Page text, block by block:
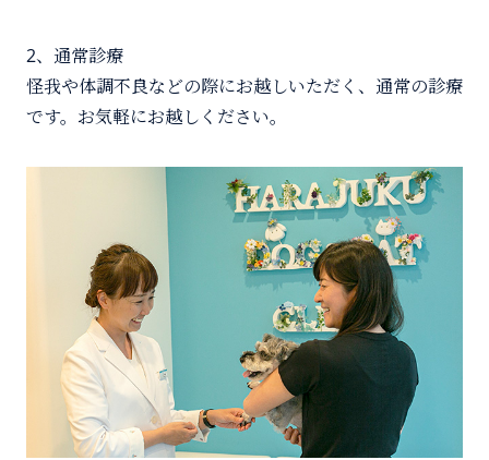
2、通常診療
怪我や体調不良などの際にお越しいただく、通常の診療
です。お気軽にお越しください。